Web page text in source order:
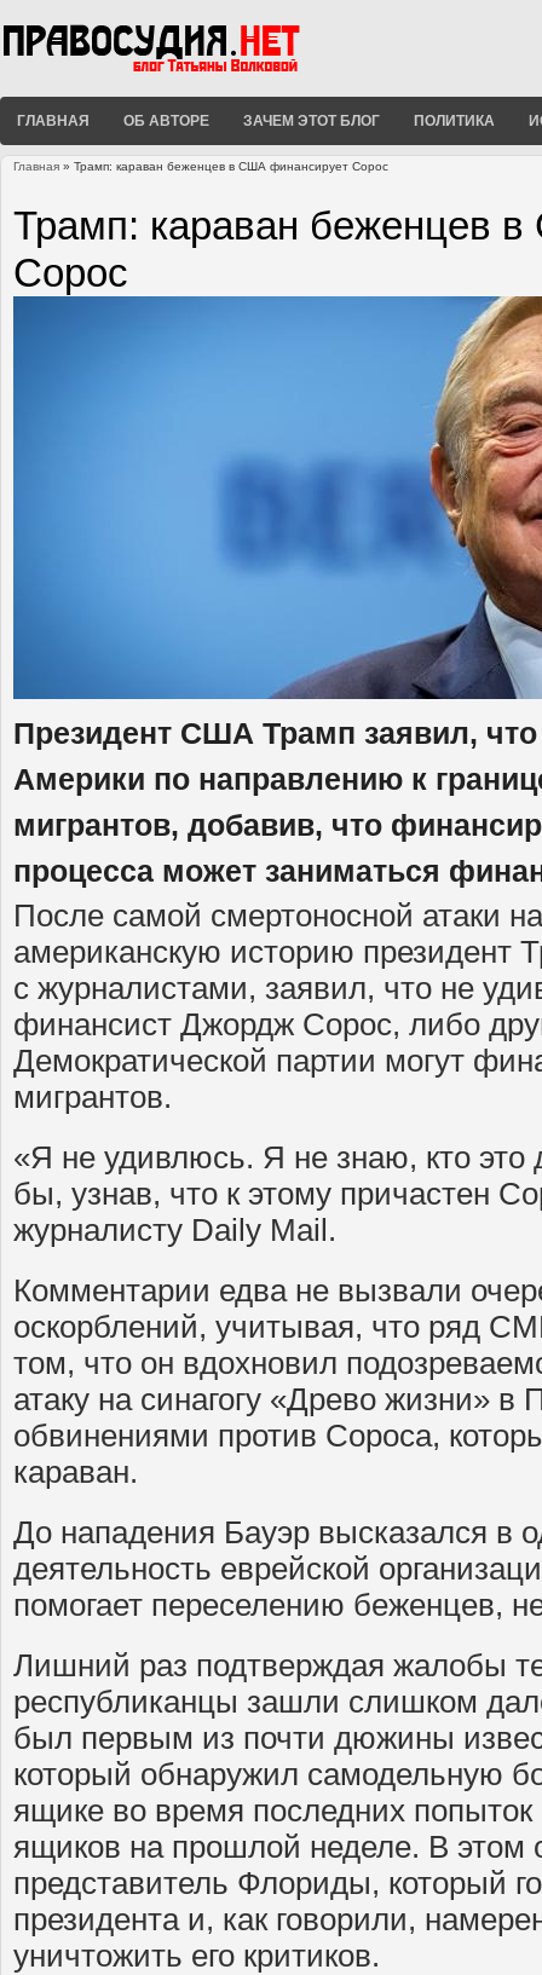
ГЛАВНАЯ ОБ АВТОРЕ ЗАЧЕМ ЭТОТ БЛОГ ПОЛИТИКА
Главная » Трамп: караван беженцев в США финансирует Сорос
Трамп: караван беженцев
Сорос
Президент США Трамп заявил,
Америки по направлению к
мигрантов, добавив, что
процесса может заниматься
После самой смертоносной атаки
американскую историю президент
с журналистами, заявил, что не
финансист Джордж Сорос, либо
Демократической партии могут
мигрантов.
«Я не удивлюсь. Я не знаю, кто это
бы, узнав, что к этому причастен
журналисту Daily Mail.
Комментарии едва не вызвали
оскорблений, учитывая, что ряд
том, что он вдохновил
атаку на синагогу «Древо жизни» в
обвинениями против Сороса,
караван.
До нападения Бауэр высказался в
деятельность еврейской
помогает переселению беженцев,
Лишний раз подтверждая жалобы
республиканцы зашли слишком
был первым из почти дюжины
который обнаружил самодельную
ящике во время последних
ящиков на прошлой неделе. В этом
представитель Флориды, который
президента и, как говорили,
уничтожить его критиков.